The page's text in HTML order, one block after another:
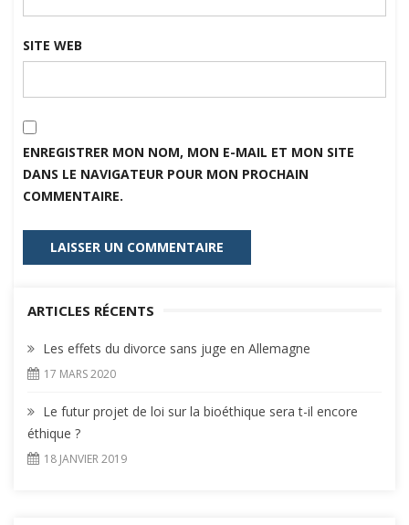
SITE WEB
ENREGISTRER MON NOM, MON E-MAIL ET MON SITE
DANS LE NAVIGATEUR POUR MON PROCHAIN
COMMENTAIRE.
ARTICLES RÉCENTS
Les effets du divorce sans juge en Allemagne
17 MARS 2020
Le futur projet de loi sur la bioéthique sera t-il encore
éthique ?
18 JANVIER 2019